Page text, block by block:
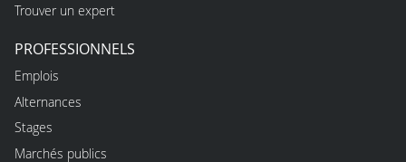
Trouver un expert
PROFESSIONNELS
Emplois
Alternances
Stages
Marchés publics